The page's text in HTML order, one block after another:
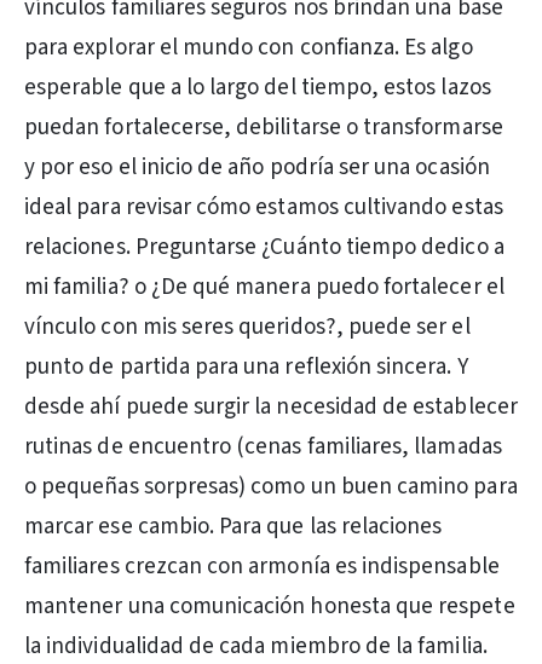
vínculos familiares seguros nos brindan una base
para explorar el mundo con confianza. Es algo
esperable que a lo largo del tiempo, estos lazos
puedan fortalecerse, debilitarse o transformarse
y por eso el inicio de año podría ser una ocasión
ideal para revisar cómo estamos cultivando estas
relaciones. Preguntarse ¿Cuánto tiempo dedico a
mi familia? o ¿De qué manera puedo fortalecer el
vínculo con mis seres queridos?, puede ser el
punto de partida para una reflexión sincera. Y
desde ahí puede surgir la necesidad de establecer
rutinas de encuentro (cenas familiares, llamadas
o pequeñas sorpresas) como un buen camino para
marcar ese cambio. Para que las relaciones
familiares crezcan con armonía es indispensable
mantener una comunicación honesta que respete
la individualidad de cada miembro de la familia.